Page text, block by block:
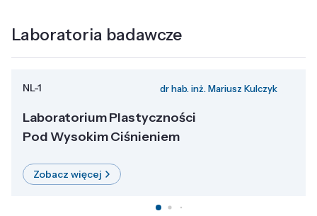
Laboratoria badawcze
NL-1 dr hab. inż. Mariusz Kulczyk
Laboratorium Plastyczności
Pod Wysokim Ciśnieniem
Zobacz więcej